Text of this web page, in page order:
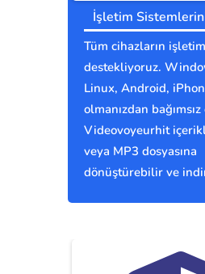
İşletim
Tüm cihazların
destekliyoruz.
Linux, Android,
olmanızdan
Videovoyeurhit
veya MP3 dosyasına
dönüştürebilir ve